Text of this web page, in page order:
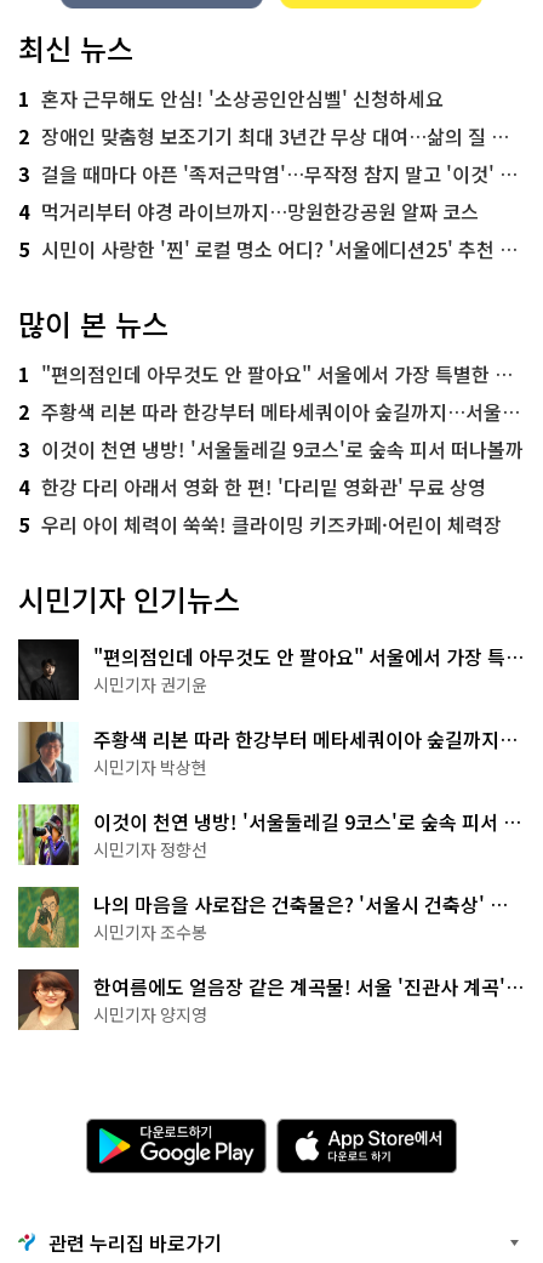
최신 뉴스
1 혼자 근무해도 안심! '소상공인안심벨' 신청하세요
2 장애인 맞춤형 보조기기 최대 3년간 무상 대여…삶의 질 높인다
3 걸을 때마다 아픈 '족저근막염'…무작정 참지 말고 '이것' 해보세요!
4 먹거리부터 야경 라이브까지…망원한강공원 알짜 코스
5 시민이 사랑한 '찐' 로컬 명소 어디? '서울에디션25' 추천 코스
많이 본 뉴스
1 "편의점인데 아무것도 안 팔아요" 서울에서 가장 특별한 편의점의 정체
2 주황색 리본 따라 한강부터 메타세쿼이아 숲길까지…서울둘레길 15코스
3 이것이 천연 냉방! '서울둘레길 9코스'로 숲속 피서 떠나볼까
4 한강 다리 아래서 영화 한 편! '다리밑 영화관' 무료 상영
5 우리 아이 체력이 쑥쑥! 클라이밍 키즈카페·어린이 체력장
시민기자 인기뉴스
"편의점인데 아무것도 안 팔아요" 서울에서 가장 특별
한 편의점의 정체
시민기자 권기윤
주황색 리본 따라 한강부터 메타세쿼이아 숲길까지…
서울둘레길 15코스
시민기자 박상현
이것이 천연 냉방! '서울둘레길 9코스'로 숲속 피서 떠
나볼까
시민기자 정향선
나의 마음을 사로잡은 건축물은? '서울시 건축상' 수
상작 공개!
시민기자 조수봉
한여름에도 얼음장 같은 계곡물! 서울 '진관사 계곡'이
천국이네~
시민기자 양지영
다
운
로
기
G
A
p
p
관련 누리집 바로가기